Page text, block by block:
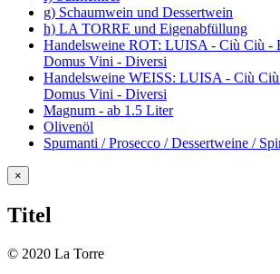
g) Schaumwein und Dessertwein
h) LA TORRE und Eigenabfüllung
Handelsweine ROT: LUISA - Ciù Ciù -
Domus Vini - Diversi
Handelsweine WEISS: LUISA - Ciù
Domus Vini - Diversi
Magnum - ab 1.5 Liter
Olivenöl
Spumanti / Prosecco / Dessertweine /
Close
product
view
×
Titel
© 2020 La Torre